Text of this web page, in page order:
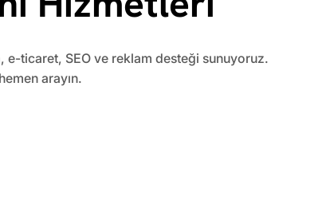
e-ticaret, SEO ve reklam desteği sunuyoruz.
arayın.